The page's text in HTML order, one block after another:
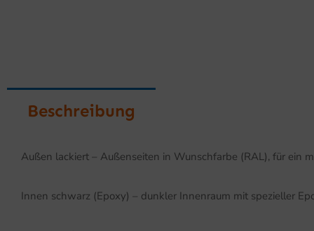
Beschreibung
Außen lackiert – Außenseiten in Wunschfarbe (RAL), für ein
Innen schwarz (Epoxy) – dunkler Innenraum mit spezieller